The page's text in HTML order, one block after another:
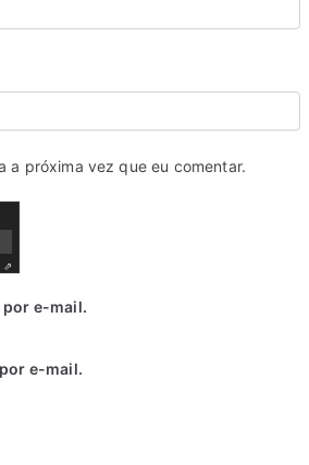
a próxima vez que eu comentar.
⇗
e-mail.
e-mail.